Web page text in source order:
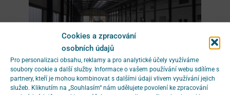
Cookies a zpracování
osobních údajů
Pro personalizaci obsahu, reklamy a pro analytické účely využíváme
soubory cookie a další služby. Informace o vašem používání webu sdílíme s
partnery, kteří je mohou kombinovat s dalšími údaji vlivem využívání jejich
služeb. Kliknutím na „Souhlasím“ nám udělujete povolení ke zpracování